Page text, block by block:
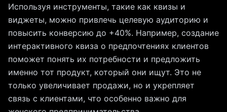
Используя инструменты, такие как квизы и
виджеты, можно привлечь целевую аудиторию и
повысить конверсию до +40%. Например, создание
интерактивного квиза о предпочтениях клиентов
поможет понять их потребности и предложить
именно тот продукт, который они ищут. Это не
только увеличивает продажи, но и укрепляет
связь с клиентами, что особенно важно для